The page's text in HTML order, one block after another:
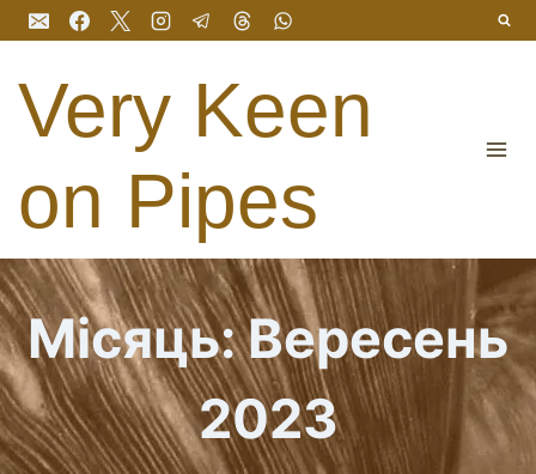
Перейти
до
вмісту
Very Keen
on Pipes
Місяць: Вересень
2023